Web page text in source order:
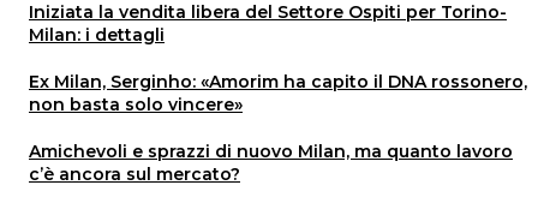
Iniziata la vendita libera del Settore Ospiti per Torino-
Milan: i dettagli
Ex Milan, Serginho: «Amorim ha capito il DNA rossonero,
non basta solo vincere»
Amichevoli e sprazzi di nuovo Milan, ma quanto lavoro
c’è ancora sul mercato?